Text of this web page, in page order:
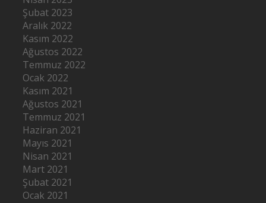
Şubat 2023
Aralık 2022
Kasım 2022
Ağustos 2022
Temmuz 2022
Ocak 2022
Kasım 2021
Ağustos 2021
Temmuz 2021
Haziran 2021
Mayıs 2021
Nisan 2021
Mart 2021
Şubat 2021
Ocak 2021